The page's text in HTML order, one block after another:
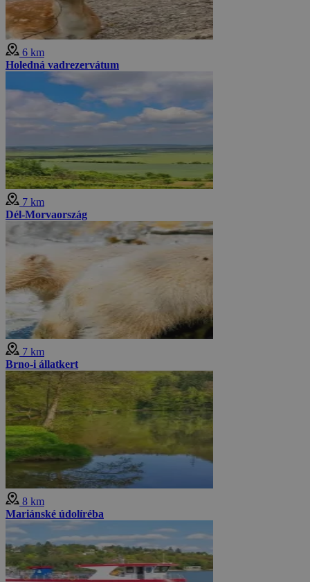
6 km
Holedná vadrezervátum
7 km
Dél-Morvaország
7 km
Brno-i állatkert
8 km
Mariánské údolíréba